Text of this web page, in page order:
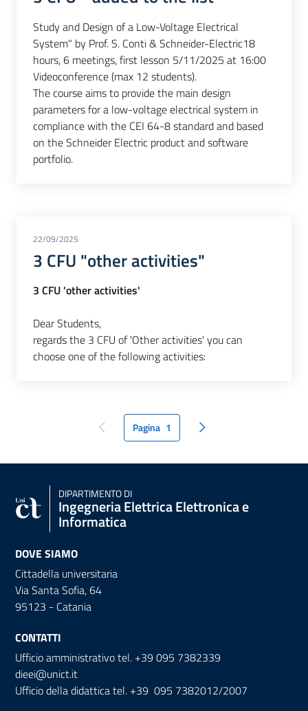
Study and Design of a Low-Voltage Electrical
System" by Prof. S. Conti & Schneider-Electric18
hours, 6 meetings, first lesson 5/11/2025 at 16:00
Videoconference (max 12 students).
The course aims to provide the main design
parameters for a low-voltage electrical system in
compliance with the CEI 64-8 standard and based
on the Schneider Electric product and software
portfolio.
22/09/2025
3 CFU "other activities"
3 CFU 'other activities'
Dear Students,
regards the 3 CFU of 'Other activities' you can
choose one of the following activities:
pagina precedente
Pagina 1 pagina seguente
DIPARTIMENTO DI
Ingegneria Elettrica Elettronica e
Informatica
DOVE SIAMO
Cittadella universitaria
Via Santa Sofia, 64
95123 - Catania
CONTATTI
Ufficio amministrativo tel. +39 095 7382339
dieei@unict.it
Ufficio della didattica tel. +39 095 7382012/2007